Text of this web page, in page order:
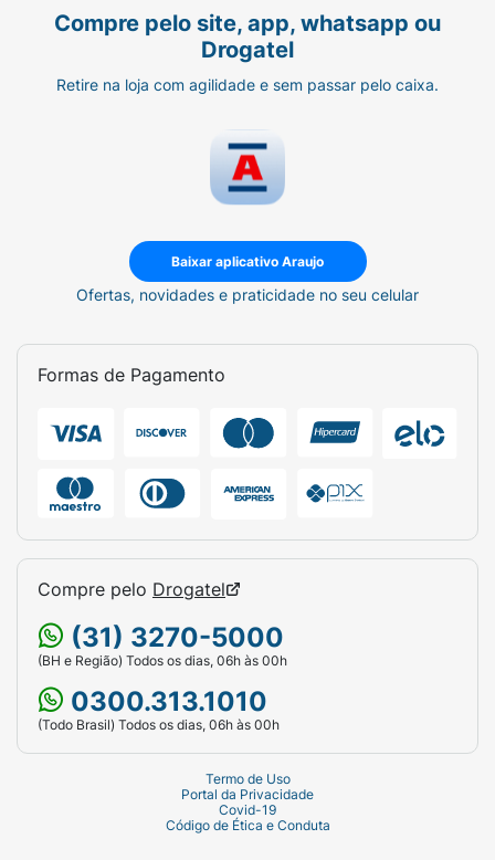
centro do rosto.
Utilize um pincel duo fiber, esponja
úmida ou os dedos para espalhar o
Para uma cobertura mais intensa,
aplique uma segunda camada nas áreas
totalmente.
Ficha Técnica:
Marca:Ruby Rose.
Oh My Glow!
Volume:30ml.
Acabamento: Luminoso (Glow).
Compre pelo site, app, whatsapp ou
Drogatel
Retire na loja com agilidade e sem passar pelo caixa.
Baixar aplicativo Araujo
Ofertas, novidades e praticidade no seu celular
Formas de Pagamento
Compre pelo Drogatel
(31) 3270-5000
(BH e Região) Todos os dias, 06h às 00h
0300.313.1010
(Todo Brasil) Todos os dias, 06h às 00h
Termo de Uso
Portal da Privacidade
Covid-19
Código de Ética e Conduta